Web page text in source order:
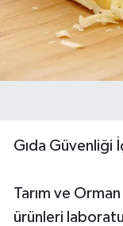
Gıda Güvenliği
Tarım ve Orman
ürünleri